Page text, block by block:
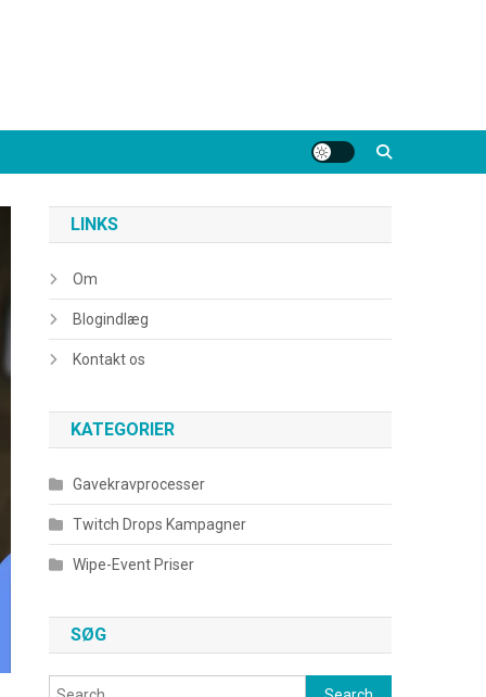
LINKS
Om
Blogindlæg
Kontakt os
KATEGORIER
Gavekravprocesser
Twitch Drops Kampagner
Wipe-Event Priser
SØG
Search